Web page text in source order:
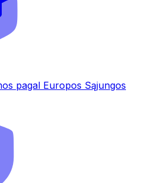
pagal Europos Sąjungos